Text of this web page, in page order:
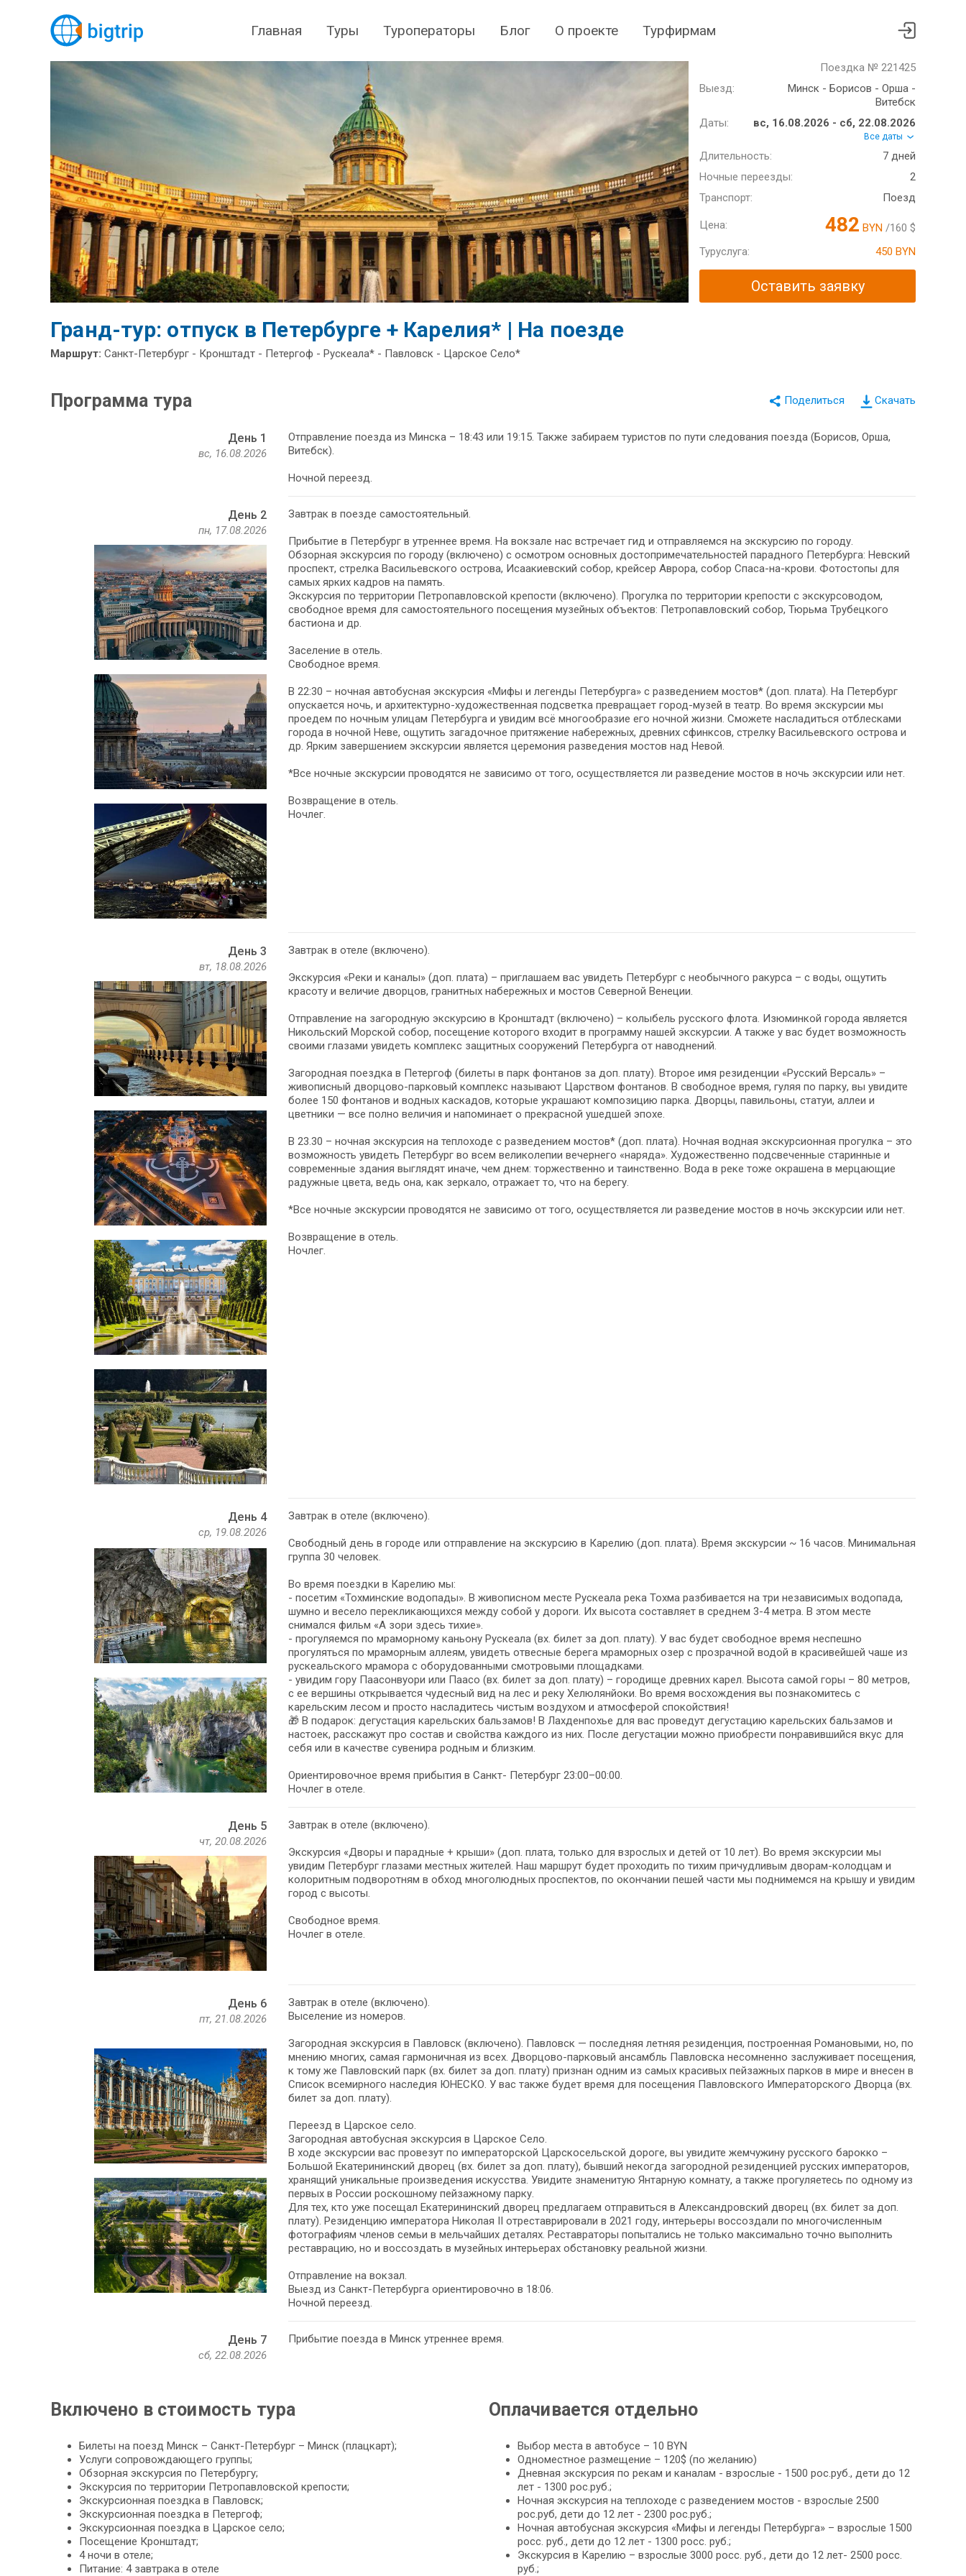
Главная Туры Туроператоры Блог О проекте Турфирмам
Поездка № 221425
Выезд:
Минск - Борисов - Орша -
Витебск
Даты:
вс, 16.08.2026 - сб, 22.08.2026
Все даты
Длительность:
7 дней
Ночные переезды:
2
Транспорт:
Поезд
Цена: 482 BYN /160 $
Туруслуга:
450 BYN
Оставить заявку
Гранд-тур: отпуск в Петербурге + Карелия* | На поезде
Маршрут: Санкт-Петербург - Кронштадт - Петергоф - Рускеала* - Павловск - Царское Село*
Скачать
Программа тура
День 1
вс, 16.08.2026
Отправление поезда из Минска – 18:43 или 19:15. Также забираем туристов по пути следования поезда (Борисов, Орша,
Витебск).
Ночной переезд.
День 2
пн, 17.08.2026
Завтрак в поезде самостоятельный.
Прибытие в Петербург в утреннее время. На вокзале нас встречает гид и отправляемся на экскурсию по городу.
Обзорная экскурсия по городу (включено) с осмотром основных достопримечательностей парадного Петербурга: Невский
проспект, стрелка Васильевского острова, Исаакиевский собор, крейсер Аврора, собор Спаса-на-крови. Фотостопы для
самых ярких кадров на память.
Экскурсия по территории Петропавловской крепости (включено). Прогулка по территории крепости с экскурсоводом,
свободное время для самостоятельного посещения музейных объектов: Петропавловский собор, Тюрьма Трубецкого
бастиона и др.
Заселение в отель.
Свободное время.
В 22:30 – ночная автобусная экскурсия «Мифы и легенды Петербурга» с разведением мостов* (доп. плата). На Петербург
опускается ночь, и архитектурно-художественная подсветка превращает город-музей в театр. Во время экскурсии мы
проедем по ночным улицам Петербурга и увидим всё многообразие его ночной жизни. Сможете насладиться отблесками
города в ночной Неве, ощутить загадочное притяжение набережных, древних сфинксов, стрелку Васильевского острова и
др. Ярким завершением экскурсии является церемония разведения мостов над Невой.
*Все ночные экскурсии проводятся не зависимо от того, осуществляется ли разведение мостов в ночь экскурсии или нет.
Возвращение в отель.
Ночлег.
День 3
вт, 18.08.2026
Завтрак в отеле (включено).
Экскурсия «Реки и каналы» (доп. плата) – приглашаем вас увидеть Петербург с необычного ракурса – с воды, ощутить
красоту и величие дворцов, гранитных набережных и мостов Северной Венеции.
Отправление на загородную экскурсию в Кронштадт (включено) – колыбель русского флота. Изюминкой города является
Никольский Морской собор, посещение которого входит в программу нашей экскурсии. А также у вас будет возможность
своими глазами увидеть комплекс защитных сооружений Петербурга от наводнений.
Загородная поездка в Петергоф (билеты в парк фонтанов за доп. плату). Второе имя резиденции «Русский Версаль» –
живописный дворцово-парковый комплекс называют Царством фонтанов. В свободное время, гуляя по парку, вы увидите
более 150 фонтанов и водных каскадов, которые украшают композицию парка. Дворцы, павильоны, статуи, аллеи и
цветники — все полно величия и напоминает о прекрасной ушедшей эпохе.
В 23.30 – ночная экскурсия на теплоходе с разведением мостов* (доп. плата). Ночная водная экскурсионная прогулка – это
возможность увидеть Петербург во всем великолепии вечернего «наряда». Художественно подсвеченные старинные и
современные здания выглядят иначе, чем днем: торжественно и таинственно. Вода в реке тоже окрашена в мерцающие
радужные цвета, ведь она, как зеркало, отражает то, что на берегу.
*Все ночные экскурсии проводятся не зависимо от того, осуществляется ли разведение мостов в ночь экскурсии или нет.
Возвращение в отель.
Ночлег.
День 4
ср, 19.08.2026
Завтрак в отеле (включено).
Свободный день в городе или отправление на экскурсию в Карелию (доп. плата). Время экскурсии ~ 16 часов. Минимальная
группа 30 человек.
Во время поездки в Карелию мы:
- посетим «Тохминские водопады». В живописном месте Рускеала река Тохма разбивается на три независимых водопада,
шумно и весело перекликающихся между собой у дороги. Их высота составляет в среднем 3-4 метра. В этом месте
снимался фильм «А зори здесь тихие».
- прогуляемся по мраморному каньону Рускеала (вх. билет за доп. плату). У вас будет свободное время неспешно
прогуляться по мраморным аллеям, увидеть отвесные берега мраморных озер с прозрачной водой в красивейшей чаше из
рускеальского мрамора с оборудованными смотровыми площадками.
- увидим гору Паасонвуори или Паасо (вх. билет за доп. плату) – городище древних карел. Высота самой горы – 80 метров,
с ее вершины открывается чудесный вид на лес и реку Хелюлянйоки. Во время восхождения вы познакомитесь с
карельским лесом и просто насладитесь чистым воздухом и атмосферой спокойствия!
🎁 В подарок: дегустация карельских бальзамов! В Лахденпохье для вас проведут дегустацию карельских бальзамов и
настоек, расскажут про состав и свойства каждого из них. После дегустации можно приобрести понравившийся вкус для
себя или в качестве сувенира родным и близким.
Ориентировочное время прибытия в Санкт- Петербург 23:00–00:00.
Ночлег в отеле.
День 5
чт, 20.08.2026
Завтрак в отеле (включено).
Экскурсия «Дворы и парадные + крыши» (доп. плата, только для взрослых и детей от 10 лет). Во время экскурсии мы
увидим Петербург глазами местных жителей. Наш маршрут будет проходить по тихим причудливым дворам-колодцам и
колоритным подворотням в обход многолюдных проспектов, по окончании пешей части мы поднимемся на крышу и увидим
город с высоты.
Свободное время.
Ночлег в отеле.
День 6
пт, 21.08.2026
Завтрак в отеле (включено).
Выселение из номеров.
Загородная экскурсия в Павловск (включено). Павловск — последняя летняя резиденция, построенная Романовыми, но, по
мнению многих, самая гармоничная из всех. Дворцово-парковый ансамбль Павловска несомненно заслуживает посещения,
к тому же Павловский парк (вх. билет за доп. плату) признан одним из самых красивых пейзажных парков в мире и внесен в
Список всемирного наследия ЮНЕСКО. У вас также будет время для посещения Павловского Императорского Дворца (вх.
билет за доп. плату).
Переезд в Царское село.
Загородная автобусная экскурсия в Царское Село.
В ходе экскурсии вас провезут по императорской Царскосельской дороге, вы увидите жемчужину русского барокко –
Большой Екатерининский дворец (вх. билет за доп. плату), бывший некогда загородной резиденцией русских императоров,
хранящий уникальные произведения искусства. Увидите знаменитую Янтарную комнату, а также прогуляетесь по одному из
первых в России роскошному пейзажному парку.
Для тех, кто уже посещал Екатерининский дворец предлагаем отправиться в Александровский дворец (вх. билет за доп.
плату). Резиденцию императора Николая II отреставрировали в 2021 году, интерьеры воссоздали по многочисленным
фотографиям членов семьи в мельчайших деталях. Реставраторы попытались не только максимально точно выполнить
реставрацию, но и воссоздать в музейных интерьерах обстановку реальной жизни.
Отправление на вокзал.
Выезд из Санкт-Петербурга ориентировочно в 18:06.
Ночной переезд.
День 7
сб, 22.08.2026
Прибытие поезда в Минск утреннее время.
Включено в стоимость тура
Билеты на поезд Минск – Санкт-Петербург – Минск (плацкарт);
Услуги сопровождающего группы;
Обзорная экскурсия по Петербургу;
Экскурсия по территории Петропавловской крепости;
Экскурсионная поездка в Павловск;
Экскурсионная поездка в Петергоф;
Экскурсионная поездка в Царское село;
Посещение Кронштадт;
4 ночи в отеле;
Питание: 4 завтрака в отеле
Оплачивается отдельно
Выбор места в автобусе – 10 BYN
Одноместное размещение – 120$ (по желанию)
Дневная экскурсия по рекам и каналам - взрослые - 1500 рос.руб., дети до 12
лет - 1300 рос.руб.;
Ночная экскурсия на теплоходе с разведением мостов - взрослые 2500
рос.руб, дети до 12 лет - 2300 рос.руб.;
Ночная автобусная экскурсия «Мифы и легенды Петербурга» – взрослые 1500
росс. руб., дети до 12 лет - 1300 росс. руб.;
Экскурсия в Карелию – взрослые 3000 росс. руб., дети до 12 лет- 2500 росс.
руб.;